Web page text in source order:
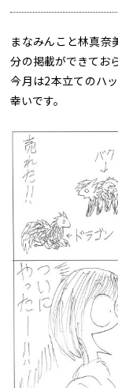
まなみんこと林真奈
分の掲載ができてお
今月は2本立てのハ
幸いです。